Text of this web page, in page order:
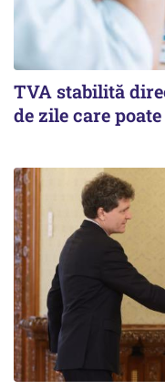
TVA stabilită
de zile care